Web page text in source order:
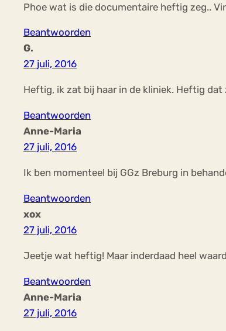
Phoe wat is die documentaire heftig zeg..
Beantwoorden
G.
27 juli, 2016
Heftig, ik zat bij haar in de kliniek. Heftig dat
Beantwoorden
Anne-Maria
27 juli, 2016
Ik ben momenteel bij GGz Breburg in
Beantwoorden
xox
27 juli, 2016
Jeetje wat heftig! Maar inderdaad heel
Beantwoorden
Anne-Maria
27 juli, 2016